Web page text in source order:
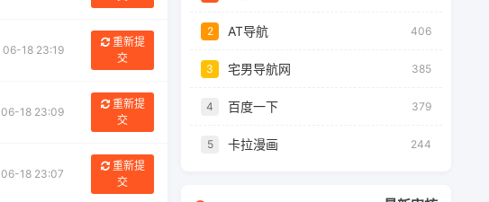
06-18 23:19
重新提
交
06-18 23:09
重新提
交
06-18 23:07
重新提
交
2 AT导航 406
3 宅男导航网 385
4 百度一下 379
5 卡拉漫画 244